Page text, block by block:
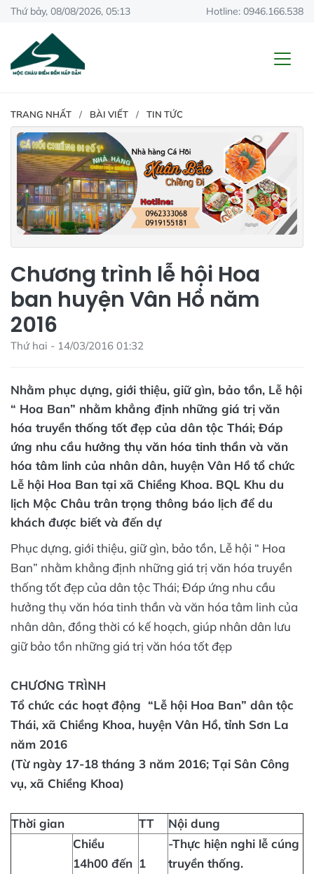
Thứ bảy, 08/08/2026, 05:13 Hotline: 0946.166.538
TRANG NHẤT BÀI VIẾT TIN TỨC
Chương trình lễ hội Hoa
ban huyện Vân Hồ năm
2016
Thứ hai - 14/03/2016 01:32
Nhằm phục dựng, giới thiệu, giữ gìn, bảo tồn, Lễ hội
“ Hoa Ban” nhằm khẳng định những giá trị văn
hóa truyền thống tốt đẹp của dân tộc Thái; Đáp
ứng nhu cầu hưởng thụ văn hóa tinh thần và văn
hóa tâm linh của nhân dân, huyện Vân Hồ tổ chức
Lễ hội Hoa Ban tại xã Chiềng Khoa. BQL Khu du
lịch Mộc Châu trân trọng thông báo lịch để du
khách được biết và đến dự
Phục dựng, giới thiệu, giữ gìn, bảo tồn, Lễ hội “ Hoa
Ban” nhằm khẳng định những giá trị văn hóa truyền
thống tốt đẹp của dân tộc Thái; Đáp ứng nhu cầu
hưởng thụ văn hóa tinh thần và văn hóa tâm linh của
nhân dân, đồng thời có kế hoạch, giúp nhân dân lưu
giữ bảo tồn những giá trị văn hóa tốt đẹp
CHƯƠNG TRÌNH
Tổ chức các hoạt động “Lễ hội Hoa Ban” dân tộc
Thái, xã Chiềng Khoa, huyện Vân Hồ, tỉnh Sơn La
năm 2016
(Từ ngày 17-18 tháng 3 năm 2016; Tại Sân Công
vụ, xã Chiềng Khoa)
Thời gian TT Nội dung
Chiều
14h00 đến 1
-Thực hiện nghi lễ cúng
truyền thống.